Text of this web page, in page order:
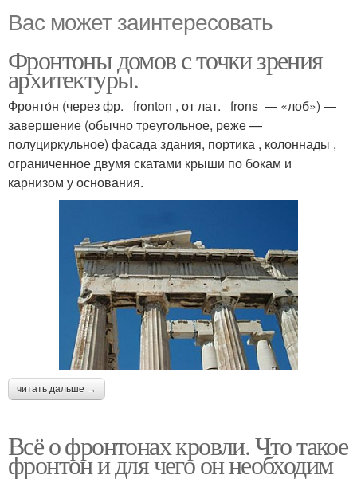
Вас может заинтересовать
Фронтоны домов с точки зрения
архитектуры.
Фронто́н (через фр. fronton , от лат. frons — «лоб») —
завершение (обычно треугольное, реже —
полуциркульное) фасада здания, портика , колоннады ,
ограниченное двумя скатами крыши по бокам и
карнизом у основания.
читать дальше →
Всё о фронтонах кровли. Что такое
фронтон и для чего он необходим